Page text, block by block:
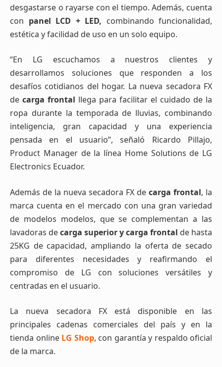
desgastarse o rayarse con el tiempo. Además, cuenta
con panel LCD + LED, combinando funcionalidad,
estética y facilidad de uso en un solo equipo.
“En LG escuchamos a nuestros clientes y
desarrollamos soluciones que responden a los
desafíos cotidianos del hogar. La nueva secadora FX
de carga frontal llega para facilitar el cuidado de la
ropa durante la temporada de lluvias, combinando
inteligencia, gran capacidad y una experiencia
pensada en el usuario”, señaló Ricardo Pillajo,
Product Manager de la línea Home Solutions de LG
Electronics Ecuador.
Además de la nueva secadora FX de carga frontal, la
marca cuenta en el mercado con una gran variedad
de modelos modelos, que se complementan a las
lavadoras decarga superior y carga frontal de hasta
25KG de capacidad, ampliando la oferta de secado
para diferentes necesidades y reafirmando el
compromiso de LG con soluciones versátiles y
centradas en el usuario.
La nueva secadora FX está disponible en las
principales cadenas comerciales del país y en la
tienda online LG Shop, con garantía y respaldo oficial
de la marca.